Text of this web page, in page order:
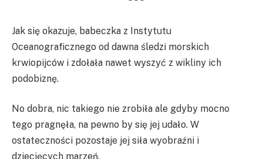
Jak się okazuje, babeczka z Instytutu
Oceanograficznego od dawna śledzi morskich
krwiopijców i zdołała nawet wyszyć z wikliny ich
podobiznę.
No dobra, nic takiego nie zrobiła ale gdyby mocno
tego pragnęła, na pewno by się jej udało. W
ostateczności pozostaje jej siła wyobraźni i
dziecięcych marzeń.